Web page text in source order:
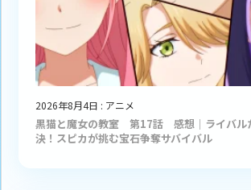
2026年8月4日 : アニメ
黒猫と魔女の教室 第17話 感想｜ライバル
決！スピカが挑む宝石争奪サバイバル